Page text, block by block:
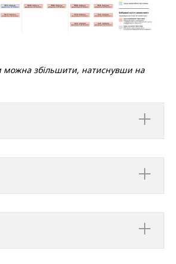
можна збільшити, натиснувши на